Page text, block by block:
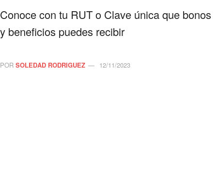
Conoce con tu RUT o Clave única que bonos
y beneficios puedes recibir
POR SOLEDAD RODRIGUEZ 12/11/2023